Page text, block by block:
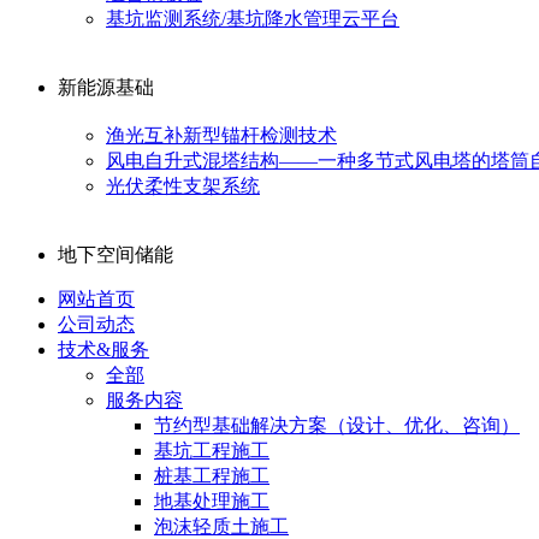
基坑监测系统/基坑降水管理云平台
新能源基础
渔光互补新型锚杆检测技术
风电自升式混塔结构——一种多节式风电塔的塔筒
光伏柔性支架系统
地下空间储能
网站首页
公司动态
技术&服务
全部
服务内容
节约型基础解决方案（设计、优化、咨询）
基坑工程施工
桩基工程施工
地基处理施工
泡沫轻质土施工